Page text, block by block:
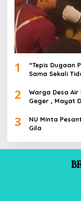
1
“Tepis Dugaan
Sama Sekali
2
Warga Desa
Geger , Mayat
3
NU Minta
Gila